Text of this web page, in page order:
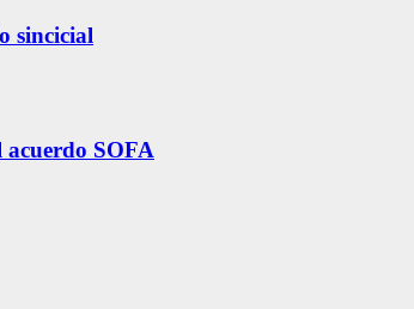
sincicial
acuerdo SOFA